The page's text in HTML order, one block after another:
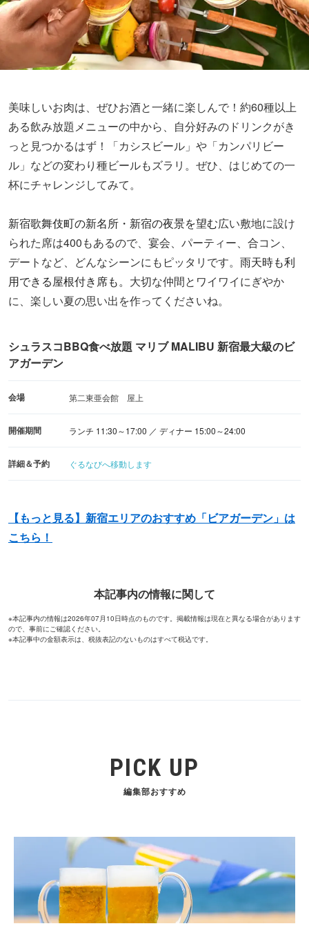
美味しいお肉は、ぜひお酒と一緒に楽しんで！約60種以上
ある飲み放題メニューの中から、自分好みのドリンクがき
っと見つかるはず！「カシスビール」や「カンパリビー
ル」などの変わり種ビールもズラリ。ぜひ、はじめての一
杯にチャレンジしてみて。
新宿歌舞伎町の新名所・新宿の夜景を望む広い敷地に設け
られた席は400もあるので、宴会、パーティー、合コン、
デートなど、どんなシーンにもピッタリです。 雨天時も利
用できる屋根付き席も。 大切な仲間とワイワイにぎやか
に、楽しい夏の思い出を作ってくださいね。
シュラスコBBQ食べ放題 マリブ MALIBU 新宿最大級のビ
アガーデン
会場 第二東亜会館 屋上
開催期間 ランチ 11:30～17:00 ／ ディナー 15:00～24:00
詳細＆予約 ぐるなびへ移動します
【もっと見る】新宿エリアのおすすめ「ビアガーデン」は
こちら！
本記事内の情報に関して
※本記事内の情報は2026年07月10日時点のものです。掲載情報は現在と異なる場合があります
ので、事前にご確認ください。
※本記事中の金額表示は、税抜表記のないものはすべて税込です。
PICK UP
編集部おすすめ